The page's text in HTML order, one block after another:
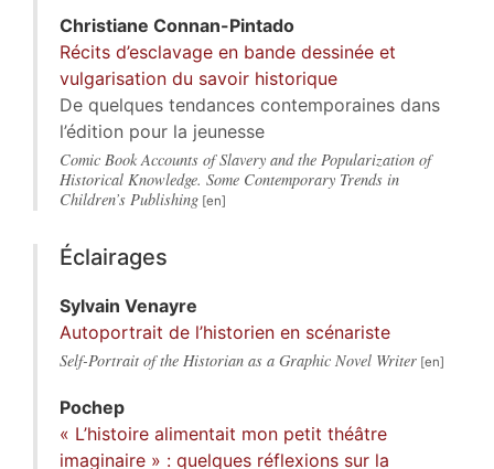
Christiane Connan-Pintado
Récits d’esclavage en bande dessinée et
vulgarisation du savoir historique
De quelques tendances contemporaines dans
l’édition pour la jeunesse
Comic Book Accounts of Slavery and the Popularization of
Historical Knowledge. Some Contemporary Trends in
Children’s Publishing
Éclairages
Sylvain Venayre
Autoportrait de l’historien en scénariste
Self-Portrait of the Historian as a Graphic Novel Writer
Pochep
« L’histoire alimentait mon petit théâtre
imaginaire » : quelques réflexions sur la